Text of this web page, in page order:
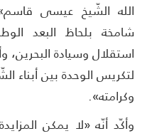
الشّيخ عيسى قاسم»،
بلحاظ البعد
وسيادة البحرين، وأنّه
الوحدة بين أبناء
أنّه «لا يمكن المزايدة